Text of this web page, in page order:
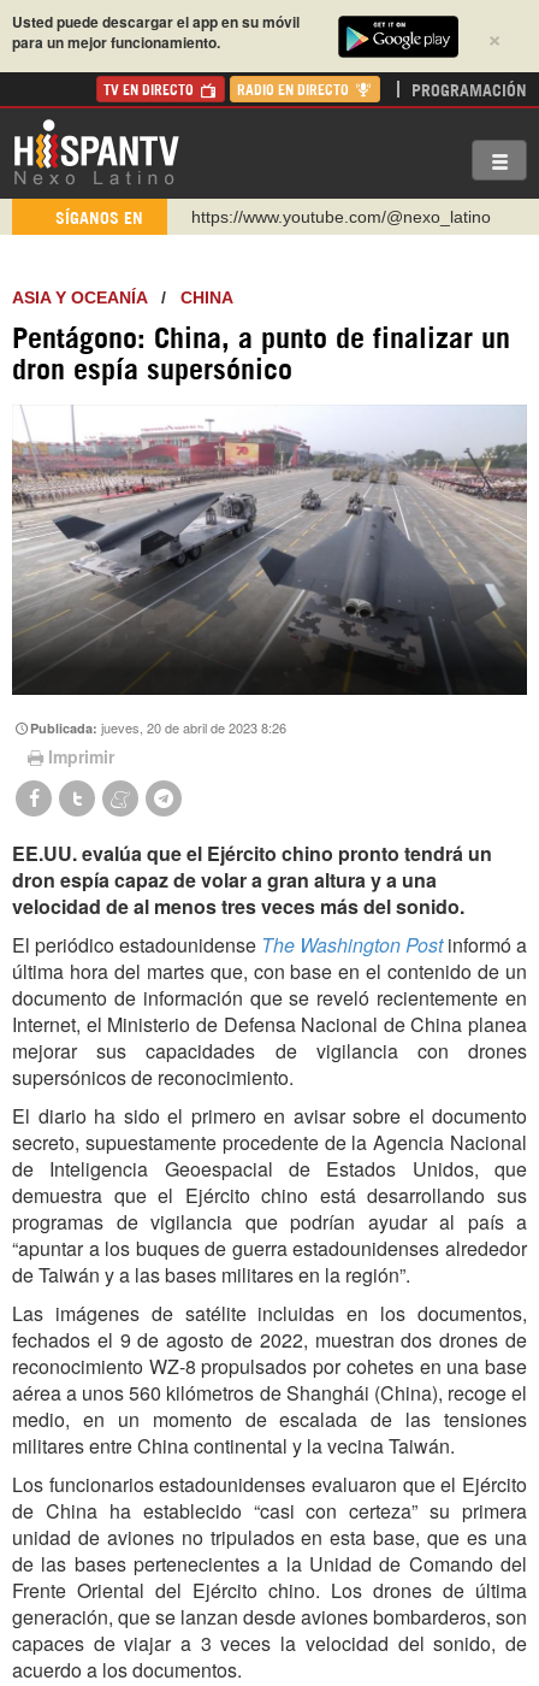
×
Usted puede descargar el app en su móvil
para un mejor funcionamiento.
TV EN DIRECTO RADIO EN DIRECTO PROGRAMACIÓN
SÍGANOS EN
https://www.youtube.com/@nexo_latino
https://t.me/hispantvcanal
https://urmedium.com/c/hispantv
WhatsApp y Viber: +98 921 79 29 404
https://www.facebook.com/Nexolatino.Canal
ASIA Y OCEANÍA/ CHINA
Pentágono: China, a punto de finalizar un
dron espía supersónico
Publicada:jueves, 20 de abril de 2023 8:26
Imprimir
EE.UU. evalúa que el Ejército chino pronto tendrá un
dron espía capaz de volar a gran altura y a una
velocidad de al menos tres veces más del sonido.
El periódico estadounidense The Washington Postinformó a
última hora del martes que, con base en el contenido de un
documento de información que se reveló recientemente en
Internet, el Ministerio de Defensa Nacional de China planea
mejorar sus capacidades de vigilancia con drones
supersónicos de reconocimiento.
El diario ha sido el primero en avisar sobre el documento
secreto, supuestamente procedente de la Agencia Nacional
de Inteligencia Geoespacial de Estados Unidos, que
demuestra que el Ejército chino está desarrollando sus
programas de vigilancia que podrían ayudar al país a
“apuntar a los buques de guerra estadounidenses alrededor
de Taiwán y a las bases militares en la región”.
Las imágenes de satélite incluidas en los documentos,
fechados el 9 de agosto de 2022, muestran dos drones de
reconocimiento WZ-8 propulsados por cohetes en una base
aérea a unos 560 kilómetros de Shanghái (China), recoge el
medio, en un momento de escalada de las tensiones
militares entre China continental y la vecina Taiwán.
Los funcionarios estadounidenses evaluaron que el Ejército
de China ha establecido “casi con certeza” su primera
unidad de aviones no tripulados en esta base, que es una
de las bases pertenecientes a la Unidad de Comando del
Frente Oriental del Ejército chino. Los drones de última
generación, que se lanzan desde aviones bombarderos, son
capaces de viajar a 3 veces la velocidad del sonido, de
acuerdo a los documentos.